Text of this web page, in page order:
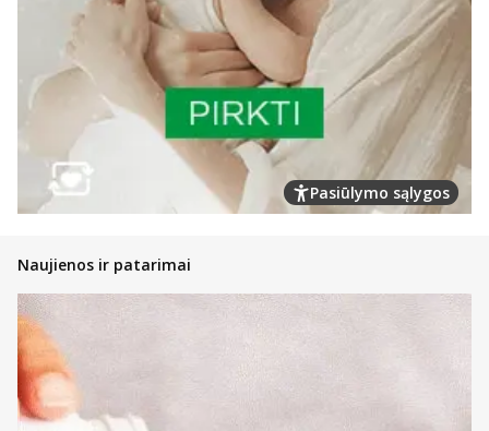
Pasiūlymo sąlygos
Naujienos ir patarimai